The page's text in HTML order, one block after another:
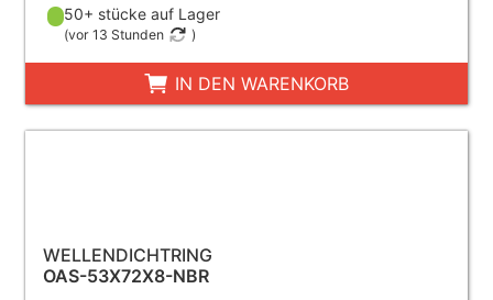
50+ stücke auf Lager
(vor 13 Stunden )
IN DEN WARENKORB
WELLENDICHTRING
OAS-53X72X8-NBR